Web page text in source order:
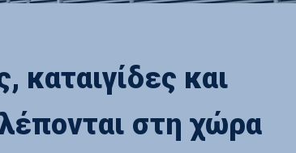
καταιγίδες και
στη χώρα